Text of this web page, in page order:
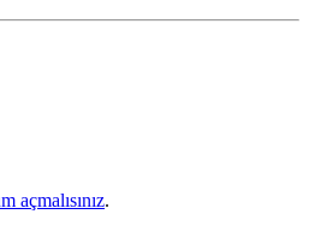
açmalısınız.